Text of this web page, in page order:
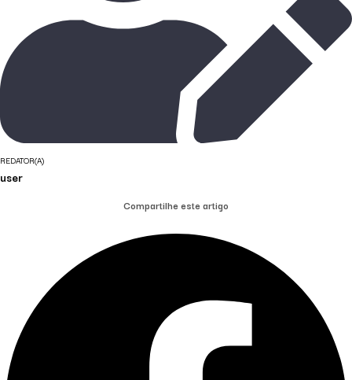
REDATOR(A)
user
Compartilhe este artigo